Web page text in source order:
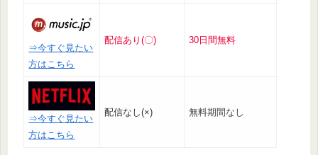
⇒今すぐ見たい
方はこちら
配信あり(〇) 30日間無料
⇒今すぐ見たい
方はこちら
配信なし(×) 無料期間なし